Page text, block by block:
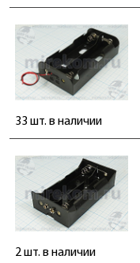
33 шт. в наличии
2 шт. в наличии